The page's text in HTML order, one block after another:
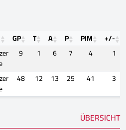
GP T A P PIM
+/-
9 1 6 7 4
1
48 12 13 25 41 3
ÜBERSICHT